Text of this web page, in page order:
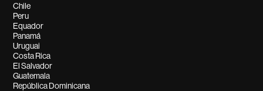
Chile
Peru
Equador
Panamá
Uruguai
Costa Rica
El Salvador
Guatemala
República Dominicana